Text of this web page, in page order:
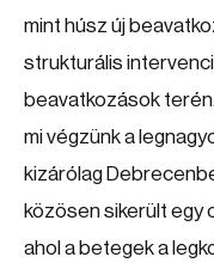
mint húsz új
strukturális
beavatkozások
mi végzünk a
kizárólag
közösen sikerült egy
ahol a betegek a